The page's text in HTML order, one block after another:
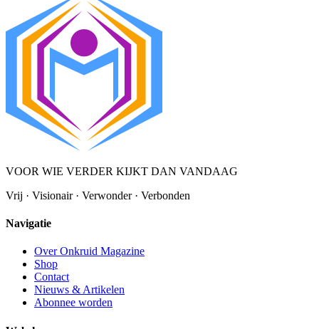
VOOR WIE VERDER KIJKT DAN VANDAAG
Vrij · Visionair · Verwonder · Verbonden
Navigatie
Over Onkruid Magazine
Shop
Contact
Nieuws & Artikelen
Abonnee worden